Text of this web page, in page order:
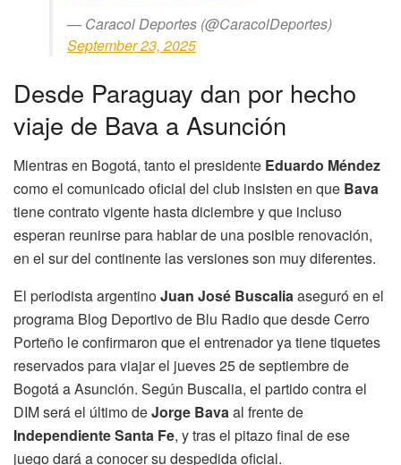
— Caracol Deportes (@CaracolDeportes)
September 23, 2025
Desde Paraguay dan por hecho
viaje de Bava a Asunción
Mientras en Bogotá, tanto el presidente Eduardo Méndez
como el comunicado oficial del club insisten en que Bava
tiene contrato vigente hasta diciembre y que incluso
esperan reunirse para hablar de una posible renovación,
en el sur del continente las versiones son muy diferentes.
El periodista argentinoJuan José Buscalia aseguró en el
programa Blog Deportivo de Blu Radio que desde Cerro
Porteño le confirmaron que el entrenador ya tiene tiquetes
reservados para viajar el jueves 25 de septiembre de
Bogotá a Asunción. Según Buscalia, el partido contra el
DIM será el último deJorge Bava al frente de
Independiente Santa Fe, y tras el pitazo final de ese
juego dará a conocer su despedida oficial.